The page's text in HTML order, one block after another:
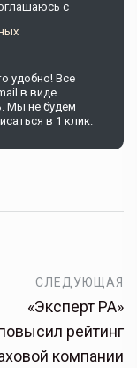
c
удобно! Все
в виде
Мы не будем
в 1 клик.
СЛЕДУЮЩАЯ
«Эксперт РА»
рейтинг
компании